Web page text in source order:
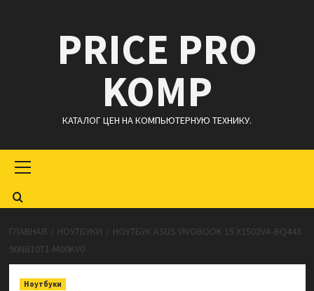
содержимомуPRICE PRO
KOMP
КАТАЛОГ ЦЕН НА КОМПЬЮТЕРНУЮ ТЕХНИКУ.
меню
ГЛАВНАЯ НОУТБУКИ
НОУТБУК ASUS VIVOBOOK 15 X1502VA-BQ443
90NB10T1-M00KV0
Ноутбуки